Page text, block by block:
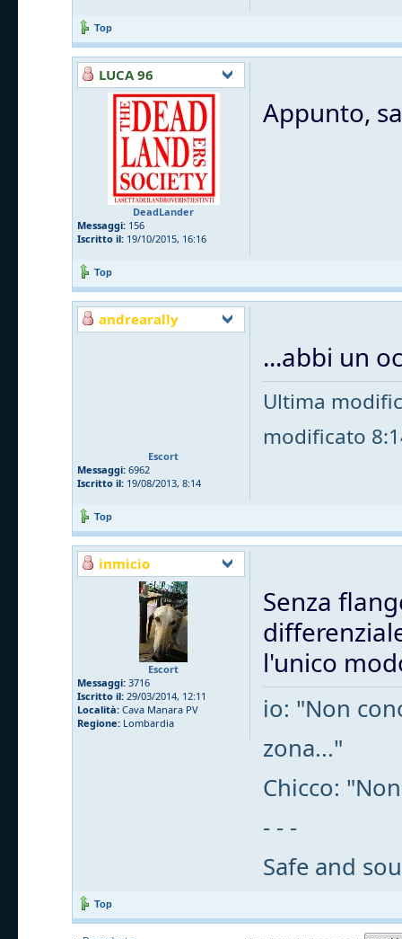
Top
LUCA 96
DeadLander
Messaggi: 156
Iscritto il: 19/10/2015, 16:16
Appunto,
Top
andrearally
Escort
Messaggi: 6962
Iscritto il: 19/08/2013, 8:14
...abbi un
Ultima
modificato
Top
inmicio
Escort
Messaggi: 3716
Iscritto il: 29/03/2014, 12:11
Località: Cava Manara PV
Regione: Lombardia
Senza
l'unico
io: "Non
zona..."
Chicco:
- - -
Safe and
Top